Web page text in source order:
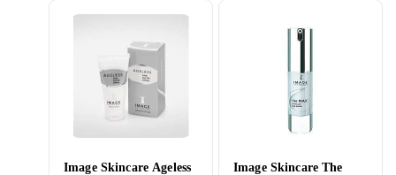
Image Skincare Ageless
Image Skincare The